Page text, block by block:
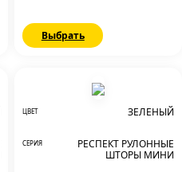
Выбрать
ЦВЕТ ЗЕЛЕНЫЙ
СЕРИЯ
РЕСПЕКТ РУЛОННЫЕ
ШТОРЫ МИНИ